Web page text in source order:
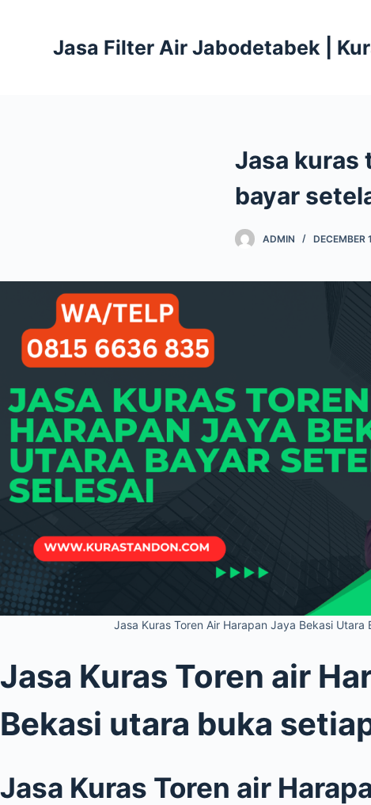
Jasa Filter Air Jabodetabek |
Jasa kuras
bayar
ADMIN DECEMBER
Jasa Kuras Toren Air Harapan Jaya Bekasi Utara
Jasa Kuras Toren air
Bekasi utara buka
Jasa Kuras Toren air